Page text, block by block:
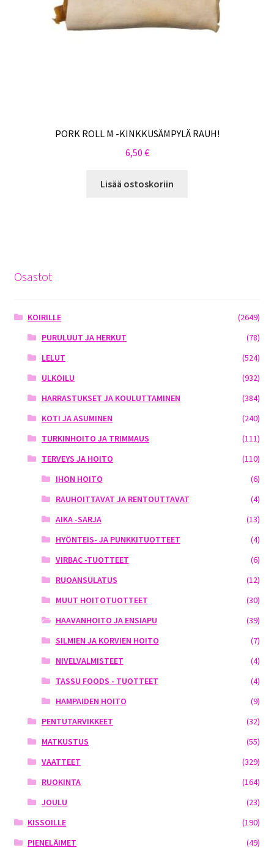
PORK ROLL M -KINKKUSÄMPYLÄ RAUH!
6,50 €
Lisää ostoskoriin
Osastot
KOIRILLE
(2649)
PURULUUT JA HERKUT
(78)
LELUT
(524)
ULKOILU
(932)
HARRASTUKSET JA KOULUTTAMINEN
(384)
KOTI JA ASUMINEN
(240)
TURKINHOITO JA TRIMMAUS
(111)
TERVEYS JA HOITO
(110)
IHON HOITO
(6)
RAUHOITTAVAT JA RENTOUTTAVAT
(4)
AIKA -SARJA
(13)
HYÖNTEIS- JA PUNKKITUOTTEET
(4)
VIRBAC -TUOTTEET
(6)
RUOANSULATUS
(12)
MUUT HOITOTUOTTEET
(30)
HAAVANHOITO JA ENSIAPU
(39)
SILMIEN JA KORVIEN HOITO
(7)
NIVELVALMISTEET
(4)
TASSU FOODS - TUOTTEET
(4)
HAMPAIDEN HOITO
(9)
PENTUTARVIKKEET
(32)
MATKUSTUS
(55)
VAATTEET
(329)
RUOKINTA
(164)
JOULU
(23)
KISSOILLE
(190)
PIENELÄIMET
(49)